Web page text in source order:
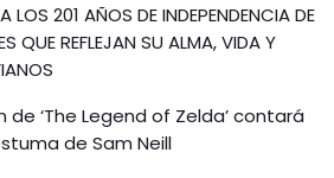
LOS 201 AÑOS DE INDEPENDENCIA DE
QUE REFLEJAN SU ALMA, VIDA Y
‘The Legend of Zelda’ contará
de Sam Neill